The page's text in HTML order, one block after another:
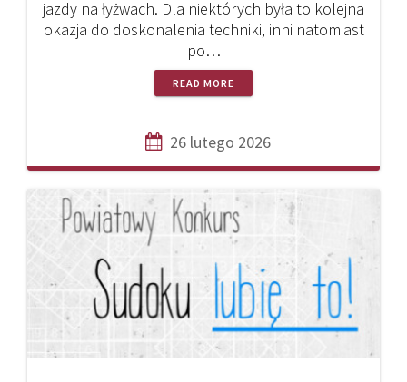
jazdy na łyżwach. Dla niektórych była to kolejna
okazja do doskonalenia techniki, inni natomiast
po…
READ MORE
26 lutego 2026